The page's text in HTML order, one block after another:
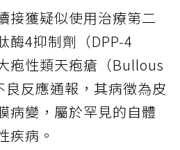
接獲疑似使用治療第二
酶4抑制劑（DPP-4
疱性類天疱瘡（Bullous
反應通報，其病徵為皮
病變，屬於罕見的自體
疾病。